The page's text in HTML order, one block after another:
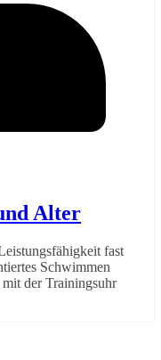
Alter
fast
Schwimmen
der Trainingsuhr